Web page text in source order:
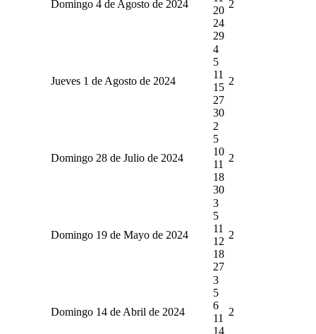
Domingo 4 de Agosto de 2024
20
24
29
2
Jueves 1 de Agosto de 2024
4
5
11
15
27
30
2
Domingo 28 de Julio de 2024
2
5
10
11
18
30
2
Domingo 19 de Mayo de 2024
3
5
11
12
18
27
2
Domingo 14 de Abril de 2024
3
5
6
11
14
2